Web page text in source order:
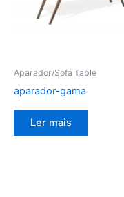
Aparador/Sofá Table
aparador-gama
Ler mais